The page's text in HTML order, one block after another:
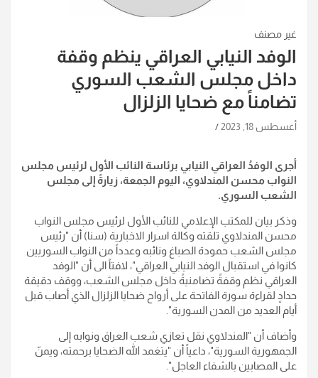
غير مصنف
الوفد النيابي العراقي ينظم وقفة
داخل مجلس الشعب السوري
تضامناً مع ضحايا الزلزال
أغسطس 18, 2023
أجرى الوفدُ العراقي النيابي برئاسة النائب الأول لرئيس مجلس
النواب محسن المندلاوي، اليوم الجمعة، زيارةً إلى مجلس
الشعب السوري.
وذكر بيان للمكتب الإعلامي للنائب الأول لرئيس مجلس النواب
محسن المندلاوي تلقته وكالة اسرار الاخبارية (سنا) أن "رئيس
مجلس الشعب حمودة الصباغ ونائبه وعدداً من النواب السوريين
كانوا في استقبال الوفد النيابي العراقي"، لافتاً الى أن "الوفد
العراقي نظم وقفةً تضامنيةً داخل مجلس الشعب، ووقف دقيقة
حدادٍ لقراءة سورة الفاتحة على أرواح ضحايا الزلزال الذي أصاب قبل
أيام العديد من المدن السورية".
وأضاف أن "المندلاوي نقل تعازي شعب العراق ونوابه إلى
الجمهورية السورية"، داعياً أن "يتغمد الله الضحايا برحمته، ويمنّ
على المصابين بالشفاء العاجل".